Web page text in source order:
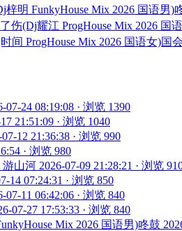
明 FunkyHouse Mix 2026 国语男)
伤(Dj耀江 ProgHouse Mix 2026 国
间 ProgHouse Mix 2026 国语女)国
07-24 08:19:08 · 浏览 1390
21:51:09 · 浏览 1040
07-12 21:36:38 · 浏览 990
· 浏览 980
游山河 2026-07-09 21:28:21 · 浏览
14 07:24:31 · 浏览 850
07-11 06:42:06 · 浏览 840
07-27 17:53:33 · 浏览 840
Mix 2026 国语男)咚鼓